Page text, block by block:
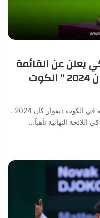
يعلن عن القائمة
النهائية المشاركة في “ كان 2024 ” الكوت
القائمة النهائية للمنتخب الوطني المشاركة في الكوت ديفوار كان 2024 .
النهائية تأهباً…